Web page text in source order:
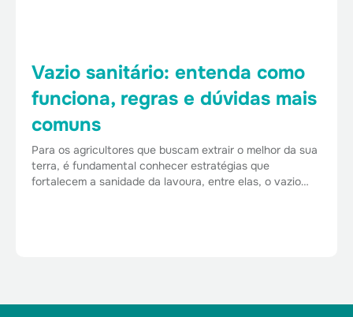
Vazio sanitário: entenda como
funciona, regras e dúvidas mais
comuns
Para os agricultores que buscam extrair o melhor da sua
terra, é fundamental conhecer estratégias que
fortalecem a sanidade da lavoura, entre elas, o vazio…